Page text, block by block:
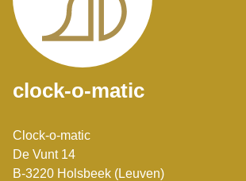
clock-o-matic
Clock-o-matic
De Vunt 14
B-3220 Holsbeek (Leuven)